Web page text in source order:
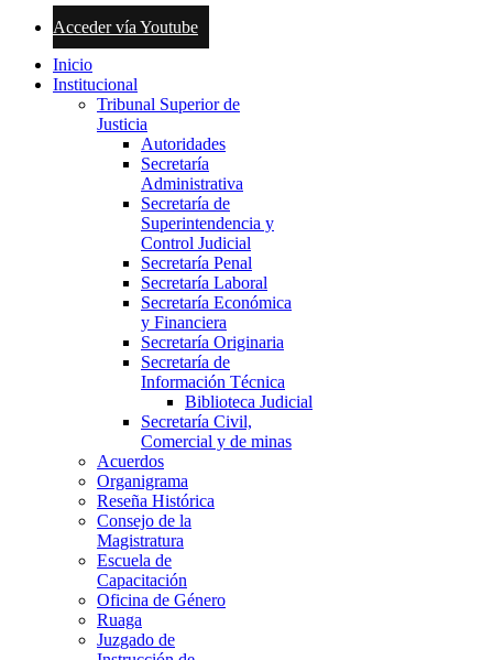
Acceder vía Youtube
Inicio
Institucional
Tribunal Superior de
Justicia
Autoridades
Secretaría
Administrativa
Secretaría de
Superintendencia y
Control Judicial
Secretaría Penal
Secretaría Laboral
Secretaría Económica
y Financiera
Secretaría Originaria
Secretaría de
Información Técnica
Biblioteca Judicial
Secretaría Civil,
Comercial y de minas
Acuerdos
Organigrama
Reseña Histórica
Consejo de la
Magistratura
Escuela de
Capacitación
Oficina de Género
Ruaga
Juzgado de